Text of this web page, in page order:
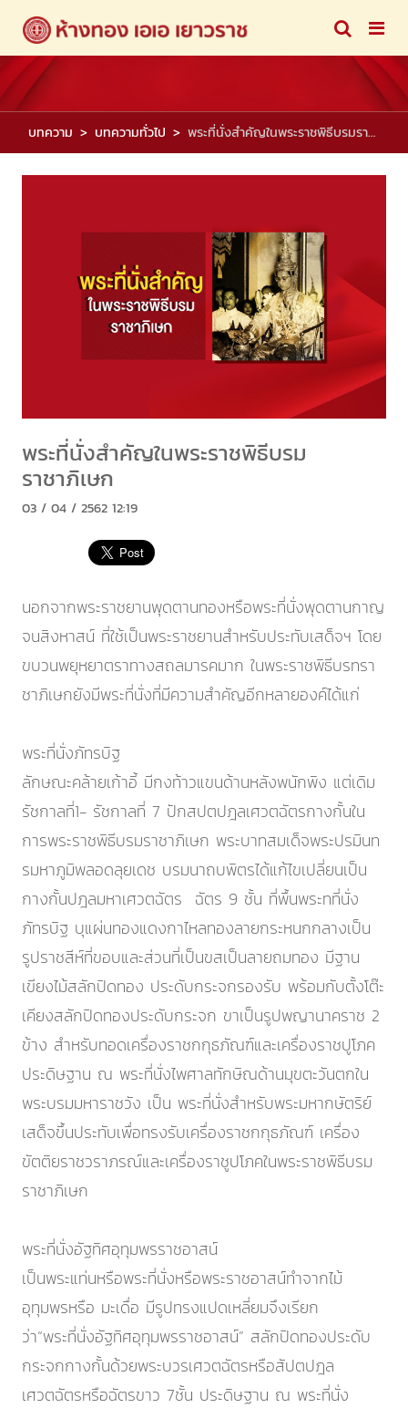
บทความ บทความทั่วไป พระที่นั่งสำคัญในพระราชพิธีบรมราชาภิเษก
พระที่นั่งสำคัญในพระราชพิธีบรม
ราชาภิเษก
03 / 04 / 2562 12:19
นอกจากพระราชยานพุดตานทองหรือพระที่นั่งพุดตานกาญ
จนสิงหาสน์ ที่ใช้เป็นพระราชยานสำหรับประทับเสด็จฯ โดย
ขบวนพยุหยาตราทางสถลมารคมาก ในพระราชพิธีบรทรา
ชาภิเษกยังมีพระที่นั่งที่มีความสำคัญอีกหลายองค์ได้แก่
พระที่นั่งภัทรบิฐ
ลักษณะคล้ายเก้าอี้ มีกงท้าวแขนด้านหลังพนักพิง แต่เดิม
รัชกาลที่1- รัชกาลที่ 7 ปักสปตปฎลเศวตฉัตรกางกั้นใน
การพระราชพิธีบรมราชาภิเษก พระบาทสมเด็จพระปรมินท
รมหาภูมิพลอดลุยเดช บรมนาถบพิตรได้แก้ไขเปลี่ยนเป็น
กางกั้นปฎลมหาเศวตฉัตร ฉัตร 9 ชั้น ที่พื้นพระทที่นั่ง
ภัทรบิฐ บุแผ่นทองแดงกาไหลทองลายกระหนกกลางเป็น
รูปราชสีห์ที่ขอบและส่วนที่เป็นขสเป็นลายถมทอง มีฐาน
เขียงไม้สลักปิดทอง ประดับกระจกรองรับ พร้อมกับตั้งโต๊ะ
เคียงสลักปิดทองประดับกระจก ขาเป็นรูปพญานาคราช 2
ข้าง สำหรับทอดเครื่องราชกกุธภัณฑ์และเครื่องราชปูโภค
ประดิษฐาน ณ พระที่นั่งไพศาลทักษิณด้านมุขตะวันตกใน
พระบรมมหาราชวัง เป็น พระที่นั่งสำหรับพระมหากษัตริย์
เสด็จขึ้นประทับเพื่อทรงรับเครื่องราชกกุธภัณฑ์ เครื่อง
ขัตติยราชวราภรณ์และเครื่องราชูปโภคในพระราชพิธีบรม
ราชาภิเษก
พระที่นั่งอัฐทิศอุทุมพรราชอาสน์
เป็นพระแท่นหรือพระที่นั่งหรือพระราชอาสน์ทำจากไม้
อุทุมพรหรือ มะเดื่อ มีรูปทรงแปดเหลี่ยมจึงเรียก
ว่า“พระที่นั่งอัฐทิศอุทุมพรราชอาสน์” สลักปิดทองประดับ
กระจกกางกั้นด้วยพระบวรเศวตฉัตรหรือสัปตปฎล
เศวตฉัตรหรือฉัตรขาว 7ชั้น ประดิษฐาน ณ พระที่นั่ง